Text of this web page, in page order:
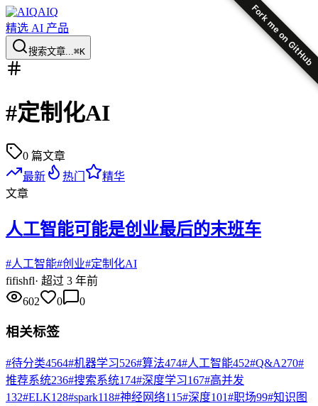
Fork me on GitHub
AIQ
精选 AI 产品
搜索文章...⌘K
#定制化AI
0 篇文章
最新
热门
精华
文章
人工智能可能是创业最后的末班车
#人工智能#创业#定制化AI
fifishfl· 超过 3 年前
602
0 0
相关标签
#待分类4564#机器学习526#算法474#人工智能452#Q&A270#
推荐系统236#搜索系统174#深度学习167#高并发
132#ELK128#spark118#神经网络115#深度101#职场99#知识图